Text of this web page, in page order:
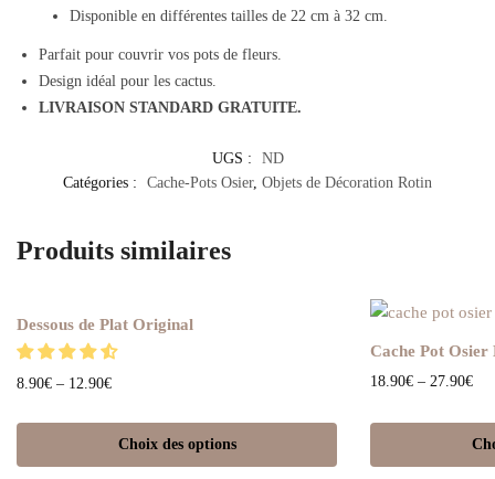
Disponible en différentes tailles de 22 cm à 32 cm.
Parfait pour couvrir vos pots de fleurs.
Design idéal pour les cactus.
LIVRAISON STANDARD GRATUITE.
UGS :
ND
Catégories :
Cache-Pots Osier, Objets de Décoration Rotin
Produits similaires
Dessous de Plat Original
8.90€ – 12.90€
Choix des options
Cache Pot Osier
18.90€ – 27.90€